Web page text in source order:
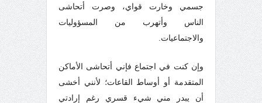
جسمي وخارت قواي، وصرت أتحاشى
الناس وأتهرب من المسؤوليات
والاجتماعيات.
وإن كنت في اجتماع فإني أتحاشى الأماكن
المتقدمة أو أوساط القاعات؛ لأنني أخشى
أن يبدر مني شيء قسري رغم إرادتي